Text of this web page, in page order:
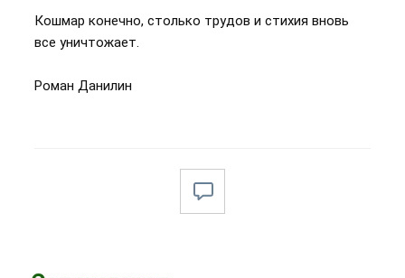
Кошмар конечно, столько трудов и стихия вновь
все уничтожает.
Роман Данилин